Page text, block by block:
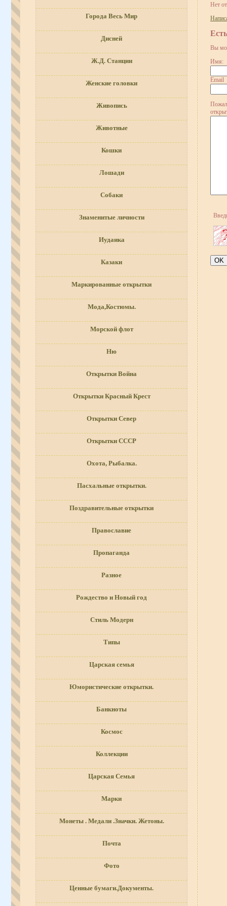
Города Весь Мир
Дисней
Ж.Д. Станции
Женские головки
Живопись
Животные
Кошки
Лошади
Собаки
Знаменитые личности
Иудаика
Казаки
Маркированные открытки
Мода,Костюмы.
Морской флот
Ню
Открытки Война
Открытки Красный Крест
Открытки Север
Открытки СССР
Охота, Рыбалка.
Пасхальные открытки.
Поздравительные открытки
Православие
Пропаганда
Разное
Рождество и Новый год
Стиль Модерн
Типы
Царская семья
Юмористические открытки.
Банкноты
Космос
Коллекции
Царская Семья
Марки
Монеты . Медали .Значки. Жетоны.
Почта
Фото
Ценные бумаги.Документы.
Нет
Вы
Имя:
Email